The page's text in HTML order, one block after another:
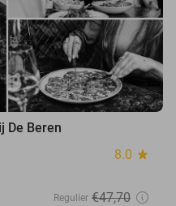
De Beren
8.0 star
Regulier €47,70